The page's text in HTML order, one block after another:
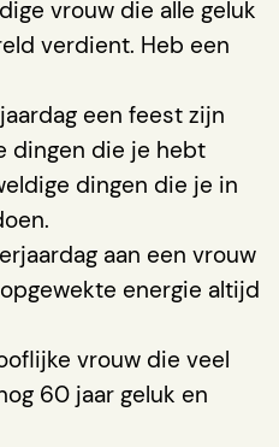
vrouw die alle geluk
verdient. Heb een
een feest zijn
dingen die je hebt
dingen die je in
aan een vrouw
energie altijd
vrouw die veel
60 jaar geluk en